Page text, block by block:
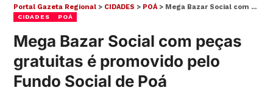
Portal Gazeta Regional > CIDADES > POÁ> Mega Bazar Social com peças gratuitas é promovido pelo Fundo Social de Poá
CIDADES POÁ
Mega Bazar Social com peças
gratuitas é promovido pelo
Fundo Social de Poá